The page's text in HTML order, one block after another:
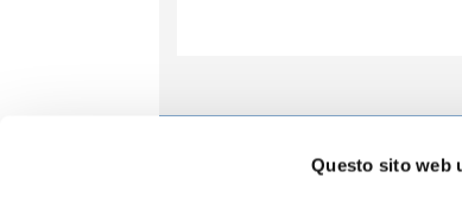
Questo sito web